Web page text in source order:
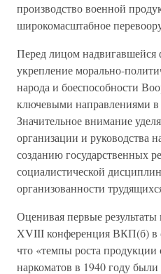
производство военной
широкомасштабное
Перед лицом надвигавшейся
укрепление морально-
народа и боеспособности
ключевыми направлениями в
Значительное внимание
организации и руководства
созданию государственных
социалистической
организованности
Оценивая первые
XVIII конференция ВКП(б) в
что «темпы роста
наркоматов в 1940 году